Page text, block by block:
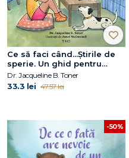
Ce să faci când...Știrile de
sperie. Un ghid pentru
copiii care vor să înțeleagă
evenimentele recente
Dr. Jacqueline B. Toner
33.3 lei 47.57 lei
-50%